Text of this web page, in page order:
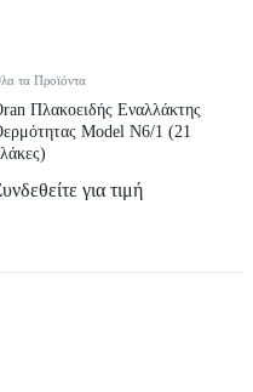
τα Προϊόντα
Πλακοειδής Εναλλάκτης
Model N6/1 (21
για τιμή